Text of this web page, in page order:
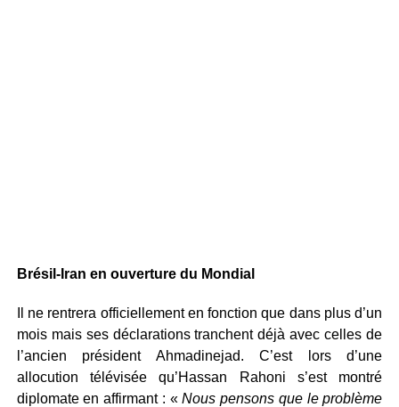
Brésil-Iran en ouverture du Mondial
Il ne rentrera officiellement en fonction que dans plus d’un
mois mais ses déclarations tranchent déjà avec celles de
l’ancien président Ahmadinejad. C’est lors d’une
allocution télévisée qu’Hassan Rahoni s’est montré
diplomate en affirmant : «Nous pensons que le problème